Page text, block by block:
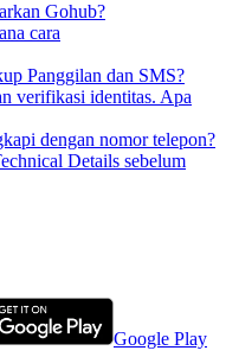
Gohub?
cara
Panggilan dan SMS?
verifikasi identitas. Apa
dengan nomor telepon?
Details sebelum
Google Play